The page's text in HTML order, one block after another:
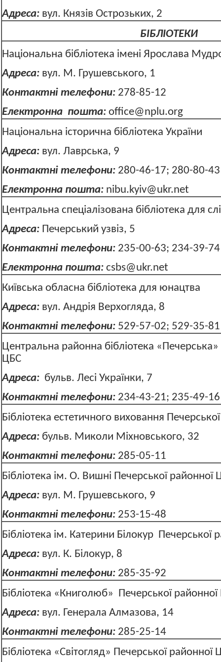
Адреса:вул. Князів Острозьких, 2
БІБЛІОТЕКИ
Національна бібліотека імені Ярослава
Адреса:вул. М. Грушевського,
Контактні телефони:278-85-12
Електронна пошта: office@nplu.org
Національна історична бібліотека України
Адреса:вул. Лаврська, 9
Контактні телефони:280-46-17; 280-80-43
Електронна пошта: nibu.kyiv@ukr.net
Центральна спеціалізована бібліотека для
Адреса:Печерський узвіз, 5
Контактні телефони:235-00-63; 234-39-74
Електронна пошта: csbs@ukr.net
Київська обласна бібліотека для юнацтва
Адреса:вул. Андрія Верхогляда,
Контактні телефони:529-57-02;
Центральна районна бібліотека
ЦБС
Адреса:бульв. Лесі Українки,
Контактні телефони:234-43-21; 235-49-16
Бібліотека естетичного виховання
Адреса:бульв. Миколи Міхновського, 32
Контактні телефони:285-05-11
Бібліотека ім. О. Вишні Печерської
Адреса:вул. М. Грушевського, 9
Контактні телефони:253-15-48
Бібліотека ім. Катерини Білокур Печерської
Адреса:вул. К. Білокур, 8
Контактні телефони:285-35-92
Бібліотека «Книголюб» Печерської
Адреса:вул. Генерала Алмазова, 14
Контактні телефони:285-25-14
Бібліотека «Світогляд» Печерської районної